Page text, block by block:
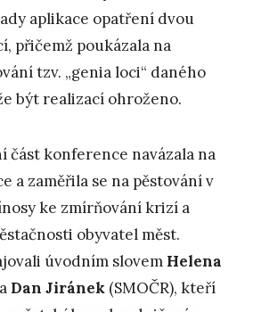
aplikace opatření dvou
přičemž poukázala na
tzv. „genia loci“ daného
být realizací ohroženo.
část konference navázala na
a zaměřila se na pěstování v
ke zmírňování krizí a
obyvatel měst.
úvodním slovem Helena
Dan Jiránek (SMOČR), kteří